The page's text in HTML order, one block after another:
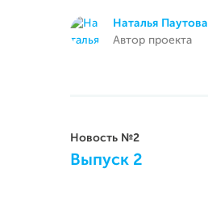
Наталья Паутова
Автор проекта
Новость №2
Выпуск 2